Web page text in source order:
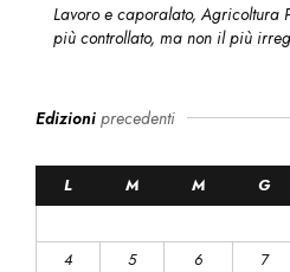
Lavoro e caporalato, Agricoltura
più controllato, ma non il più
Edizioni precedenti
L M M G
4
5 6 7